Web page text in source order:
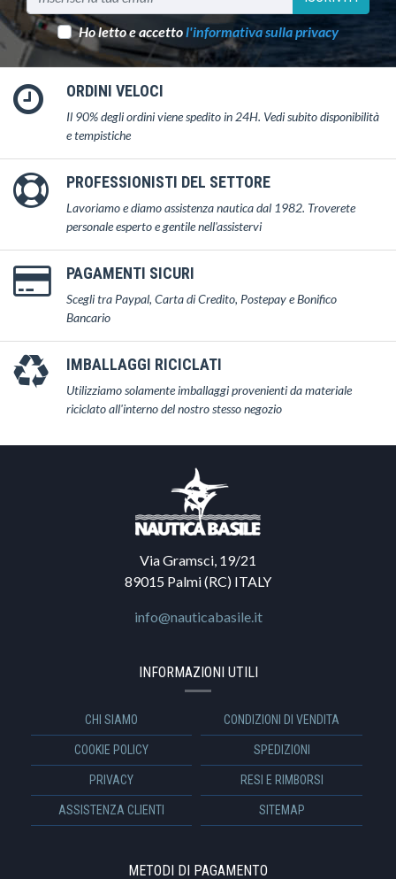
Ho letto e accettol'informativa sulla privacy
ORDINI VELOCI
Il 90% degli ordini viene spedito in 24H. Vedi subito disponibilità
e tempistiche
PROFESSIONISTI DEL SETTORE
Lavoriamo e diamo assistenza nautica dal 1982. Troverete
personale esperto e gentile nell'assistervi
PAGAMENTI SICURI
Scegli tra Paypal, Carta di Credito, Postepay e Bonifico
Bancario
IMBALLAGGI RICICLATI
Utilizziamo solamente imballaggi provenienti da materiale
riciclato all'interno del nostro stesso negozio
Via Gramsci, 19/21
89015 Palmi (RC) ITALY
info@nauticabasile.it
INFORMAZIONI UTILI
CHI SIAMO CONDIZIONI DI VENDITA
COOKIE POLICY SPEDIZIONI
PRIVACY RESI E RIMBORSI
ASSISTENZA CLIENTI SITEMAP
METODI DI PAGAMENTO